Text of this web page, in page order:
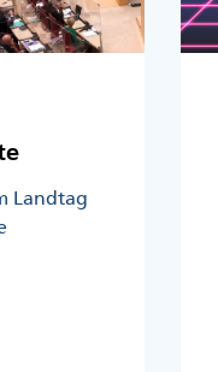
Landtag